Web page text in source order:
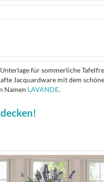
für sommerliche
Jacquardware mit dem
Namen LAVANDE.